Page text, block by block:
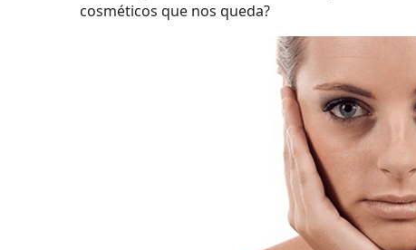
cosméticos que nos queda?